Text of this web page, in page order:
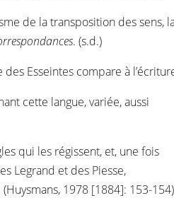
de la transposition des sens,
. (s.d.)
Esseintes compare à
cette langue, variée, aussi
qui les régissent, et, une fois
Legrand et des Piesse,
1978 [1884]: 153-154)